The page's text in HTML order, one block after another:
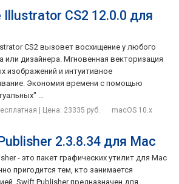
Illustrator CS2 12.0.0 для
CS2 вызовет восхищение у любого
или дизайнера. Мгновенная векторизация
изображений и интуитивное
Экономия времени с помощью
...
| Цена: 23335 руб. macOS 10.x
2.3.8.34 для Mac
- это пакет графических утилит для Mac
пригодится тем, кто занимается
Swift Publisher предназначен для